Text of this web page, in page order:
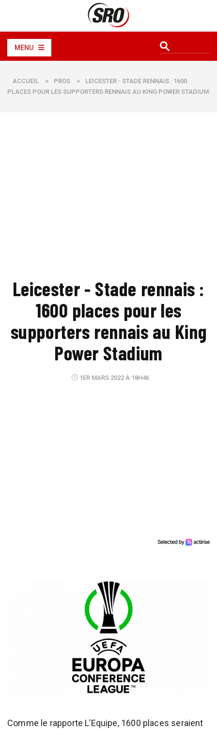
MENU
ACCUEIL > PROS >
LEICESTER - STADE RENNAIS : 1600
PLACES POUR LES SUPPORTERS RENNAIS AU KING POWER STADIUM
Leicester - Stade rennais :
1600 places pour les
supporters rennais au King
Power Stadium
1ER MARS 2022 À 18H46
Comme le rapporte L’Equipe, 1600 places seraient